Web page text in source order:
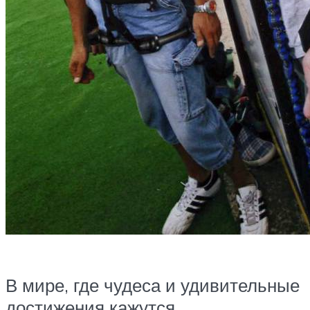
В мире, где чудеса и удивительные